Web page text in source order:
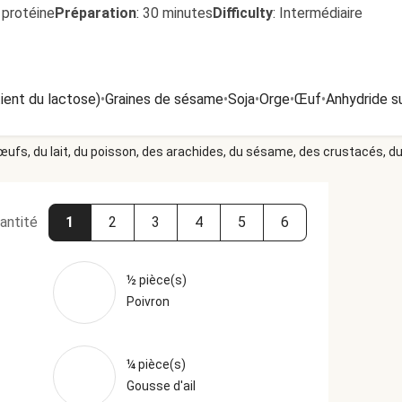
Préparation: 30 minutesDifficulty: Intermédiaire
du lactose)•Graines de sésame•Soja•Orge•Œuf•Anhydride
du lait, du poisson, des arachides, du sésame, des crustacés,
1 2 3 4 5 6
½ pièce(s)
Poivron
¼ pièce(s)
Gousse d'ail